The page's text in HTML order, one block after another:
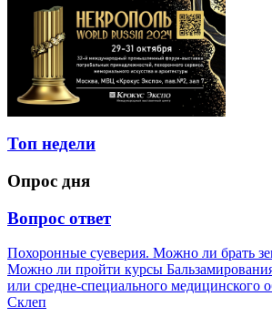
Топ недели
Опрос дня
Вопрос ответ
Похоронные суеверия. Можно ли брать
Можно ли пройти курсы
или средне-специального медицинского
Склеп